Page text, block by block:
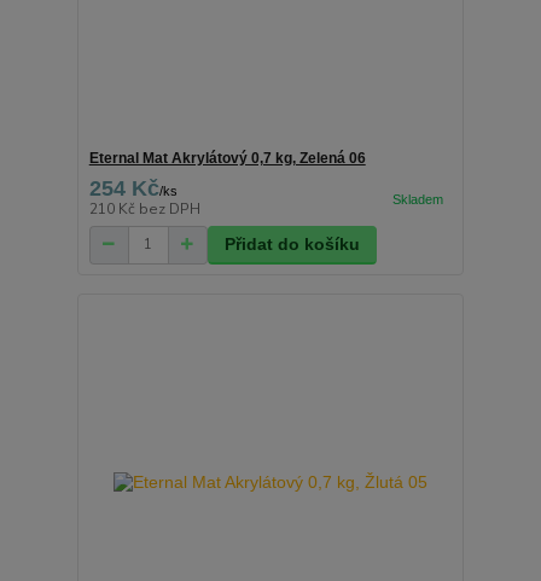
Eternal Mat Akrylátový 0,7 kg, Zelená 06
254 Kč/ks
210 Kč bez DPH
Přidat do košíku